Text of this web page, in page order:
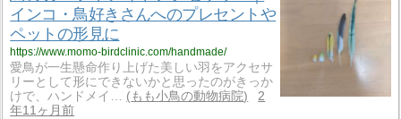
インコ・鳥好きさんへのプレセントや
ペットの形見に
https://www.momo-birdclinic.com/handmade/
愛鳥が一生懸命作り上げた美しい羽をアクセサ
リーとして形にできないかと思ったのがきっか
けで、ハンドメイ…
もも小鳥の動物病院
2
年11ヶ月前